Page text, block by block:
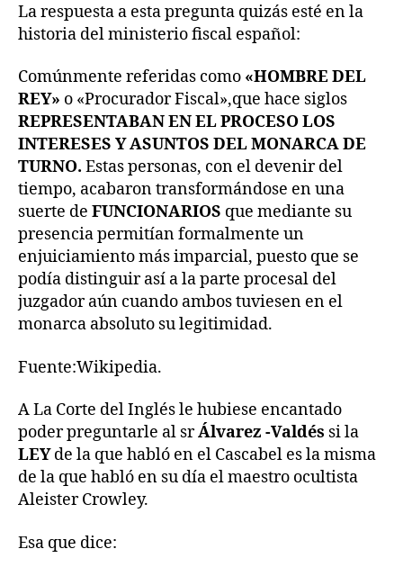
La respuesta a esta pregunta quizás esté en la
historia del ministerio fiscal español:
Comúnmente referidas como «HOMBRE DEL
REY» o «Procurador Fiscal»,que hace siglos
REPRESENTABAN EN EL PROCESO LOS
INTERESES Y ASUNTOS DEL MONARCA DE
TURNO. Estas personas, con el devenir del
tiempo, acabaron transformándose en una
suerte de FUNCIONARIOS que mediante su
presencia permitían formalmente un
enjuiciamiento más imparcial, puesto que se
podía distinguir así a la parte procesal del
juzgador aún cuando ambos tuviesen en el
monarca absoluto su legitimidad.
Fuente:Wikipedia.
A La Corte del Inglés le hubiese encantado
poder preguntarle al srÁlvarez -Valdés si la
LEYde la que habló en el Cascabel es la misma
de la que habló en su día el maestro ocultista
Aleister Crowley.
Esa que dice: